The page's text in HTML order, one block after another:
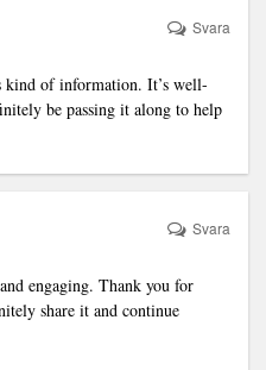
kind of information. It’s well-
be passing it along to help
Svara
engaging. Thank you for
share it and continue
Svara